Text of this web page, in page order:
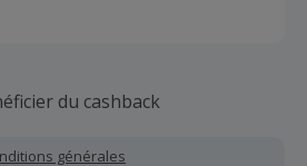
des solutions de performance
du cashback
générales